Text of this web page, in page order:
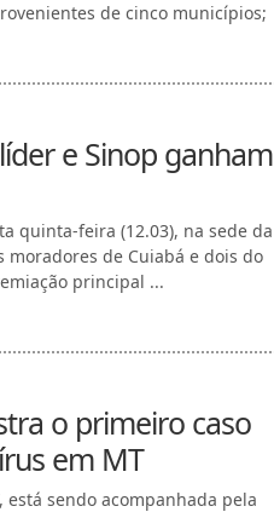
de cinco municípios;
e Sinop ganham
quinta-feira (12.03), na sede da
moradores de Cuiabá e dois do
principal ...
o primeiro caso
em MT
está sendo acompanhada pela